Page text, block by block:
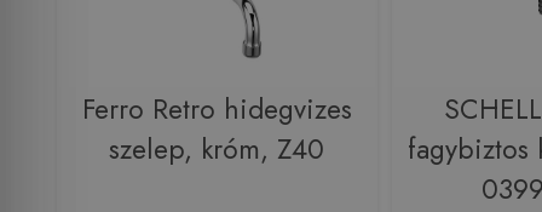
Ferro Retro hidegvizes
szelep, króm, Z40
fagybiztos